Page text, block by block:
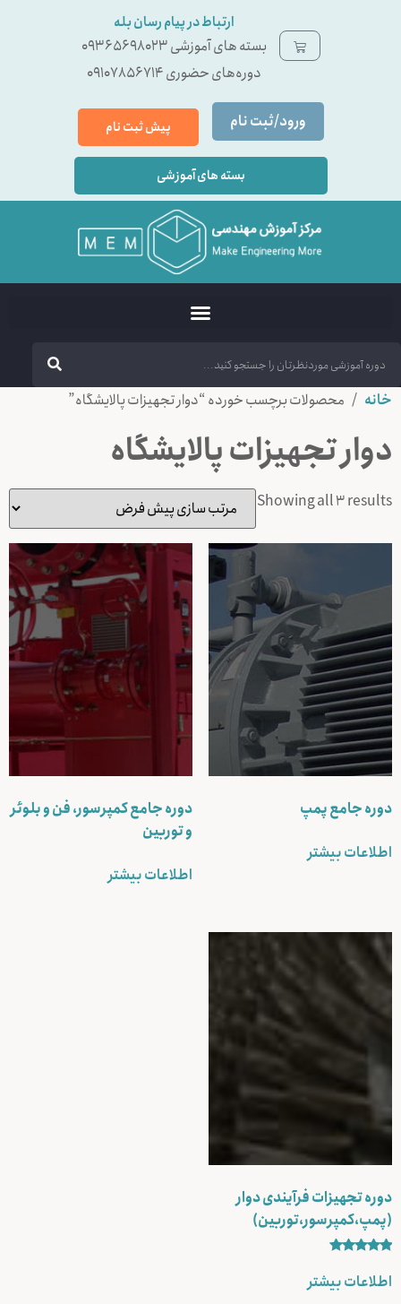
ارتباط در پیام رسان بله
بسته ‌های آموزشی 09365698023
دوره‌های حضوری 09107856714
ورود/ثبت نام پیش ثبت نام
بسته های آموزشی
خانه / محصولات برچسب خورده “دوار تجهیزات پالایشگاه”
دوار تجهیزات پالایشگاه
Showing all 3 results
دوره جامع پمپ
اطلاعات بیشتر
دوره جامع کمپرسور، فن و بلوئر
و توربین
اطلاعات بیشتر
دوره تجهیزات فرآیندی دوار
(پمپ،کمپرسور،توربین)
5.00
از 5
اطلاعات بیشتر